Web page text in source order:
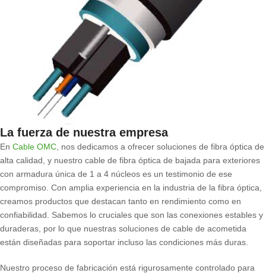
La fuerza de nuestra empresa
En Cable OMC , nos dedicamos a ofrecer soluciones de fibra óptica de
alta calidad, y nuestro cable de fibra óptica de bajada para exteriores
con armadura única de 1 a 4 núcleos es un testimonio de ese
compromiso. Con amplia experiencia en la industria de la fibra óptica,
creamos productos que destacan tanto en rendimiento como en
confiabilidad. Sabemos lo cruciales que son las conexiones estables y
duraderas, por lo que nuestras soluciones de cable de acometida
están diseñadas para soportar incluso las condiciones más duras.
Nuestro proceso de fabricación está rigurosamente controlado para